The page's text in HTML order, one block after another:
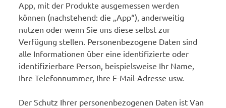
App, mit der Produkte ausgemessen werden
können (nachstehend: die „App“), anderweitig
nutzen oder wenn Sie uns diese selbst zur
Verfügung stellen. Personenbezogene Daten sind
alle Informationen über eine identifizierte oder
identifizierbare Person, beispielsweise Ihr Name,
Ihre Telefonnummer, Ihre E-Mail-Adresse usw.
Der Schutz Ihrer personenbezogenen Daten ist Van